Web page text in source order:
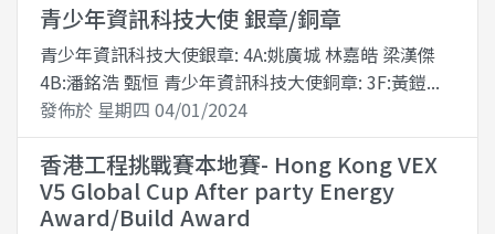
青少年資訊科技大使 銀章/銅章
青少年資訊科技大使銀章: 4A:姚廣城 林嘉皓 梁漢傑
4B:潘銘浩 甄恒 青少年資訊科技大使銅章: 3F:黃鎧...
發佈於 星期四 04/01/2024
香港工程挑戰賽本地賽- Hong Kong VEX
V5 Global Cup After party Energy
Award/Build Award